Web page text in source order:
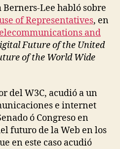
para
un
subcomité
del
US
House
Berners-Lee habló sobre
of Representatives, en
and
Future of the United
of the World Wide
del W3C, acudió a un
e internet
ó Congreso en
futuro de la Web en los
en este caso acudió